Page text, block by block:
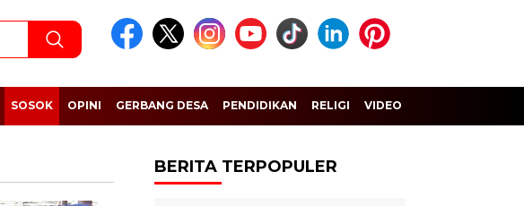
SOSOK OPINI GERBANG DESA PENDIDIKAN RELIGI VIDEO
BERITA TERPOPULER